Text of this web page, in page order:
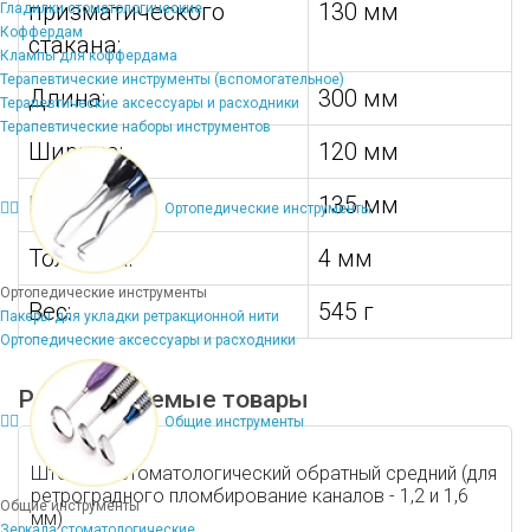
Гладилки стоматологические
Коффердам
Клампы для коффердама
Терапевтические инструменты (вспомогательное)
Терапевтические аксессуары и расходники
Терапевтические наборы инструментов
Ортопедические инструменты
Ортопедические инструменты
Пакеры для укладки ретракционной нити
Ортопедические аксессуары и расходники
Общие инструменты
Общие инструменты
призматического
стакана:
130 мм
Длина:
300 мм
Ширина:
120 мм
Высота:
135 мм
Толщина:
4 мм
Вес:
545 г
Рекомендуемые товары
Штопфер стоматологический обратный средний (для
ретроградного пломбирование каналов - 1,2 и 1,6
мм)